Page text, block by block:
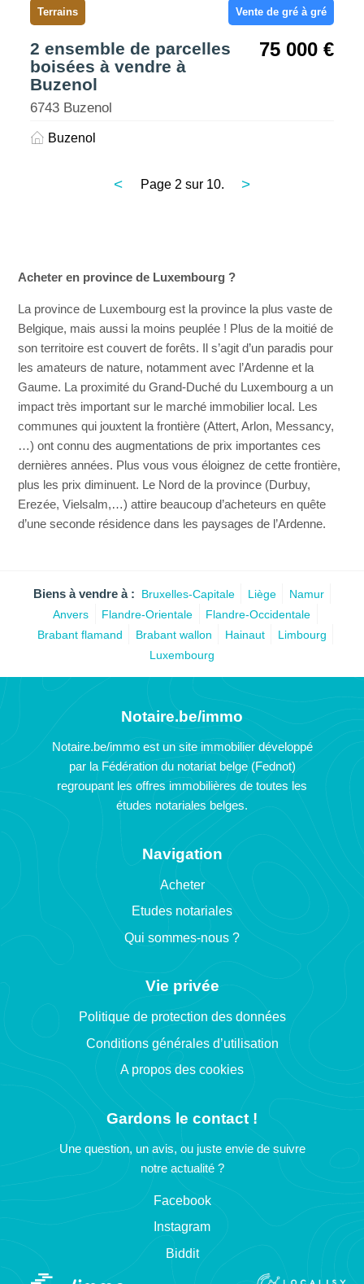
Terrains Vente de gré à gré
75 000 €
2 ensemble de parcelles
boisées à vendre à
Buzenol
6743 Buzenol
Buzenol
< Page 2 sur 10. >
Acheter en province de Luxembourg ?
La province de Luxembourg est la province la plus vaste de
Belgique, mais aussi la moins peuplée ! Plus de la moitié de
son territoire est couvert de forêts. Il s’agit d’un paradis pour
les amateurs de nature, notamment avec l’Ardenne et la
Gaume. La proximité du Grand-Duché du Luxembourg a un
impact très important sur le marché immobilier local. Les
communes qui jouxtent la frontière (Attert, Arlon, Messancy,
…) ont connu des augmentations de prix importantes ces
dernières années. Plus vous vous éloignez de cette frontière,
plus les prix diminuent. Le Nord de la province (Durbuy,
Erezée, Vielsalm,…) attire beaucoup d’acheteurs en quête
d’une seconde résidence dans les paysages de l’Ardenne.
Biens à vendre à : Bruxelles-Capitale Liège
Namur
Anvers
Flandre-Orientale
Flandre-Occidentale
Brabant flamand
Brabant wallon Hainaut
Limbourg
Luxembourg
Notaire.be/immo
Notaire.be/immo est un site immobilier développé
par la Fédération du notariat belge (Fednot)
regroupant les offres immobilières de toutes les
études notariales belges.
Navigation
Acheter
Etudes notariales
Qui sommes-nous ?
Vie privée
Politique de protection des données
Conditions générales d’utilisation
A propos des cookies
Gardons le contact !
Une question, un avis, ou juste envie de suivre
notre actualité ?
Facebook
Instagram
Biddit